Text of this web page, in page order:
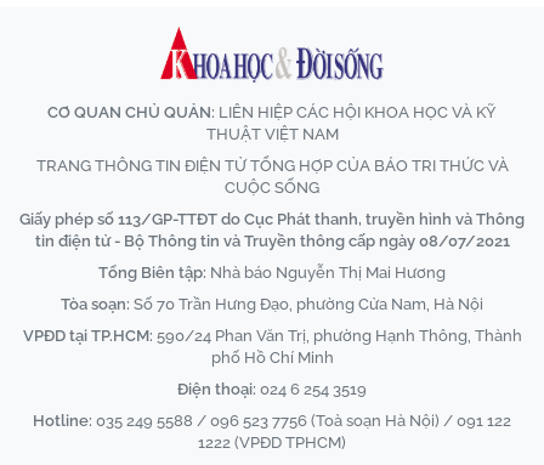
CƠ QUAN CHỦ QUẢN: LIÊN HIỆP CÁC HỘI KHOA HỌC VÀ KỸ
THUẬT VIỆT NAM
TRANG THÔNG TIN ĐIỆN TỬ TỔNG HỢP CỦA BÁO TRI THỨC VÀ
CUỘC SỐNG
Giấy phép số 113/GP-TTĐT do Cục Phát thanh, truyền hình và Thông
tin điện tử - Bộ Thông tin và Truyền thông cấp ngày 08/07/2021
Tổng Biên tập: Nhà báo Nguyễn Thị Mai Hương
Tòa soạn: Số 70 Trần Hưng Đạo, phường Cửa Nam, Hà Nội
VPĐD tại TP.HCM: 590/24 Phan Văn Trị, phường Hạnh Thông, Thành
phố Hồ Chí Minh
Điện thoại: 024 6 254 3519
Hotline: 035 249 5588 / 096 523 7756 (Toà soạn Hà Nội) / 091 122
1222 (VPĐD TPHCM)